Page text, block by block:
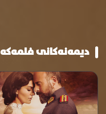
دیمەنەکانی فلمەکە